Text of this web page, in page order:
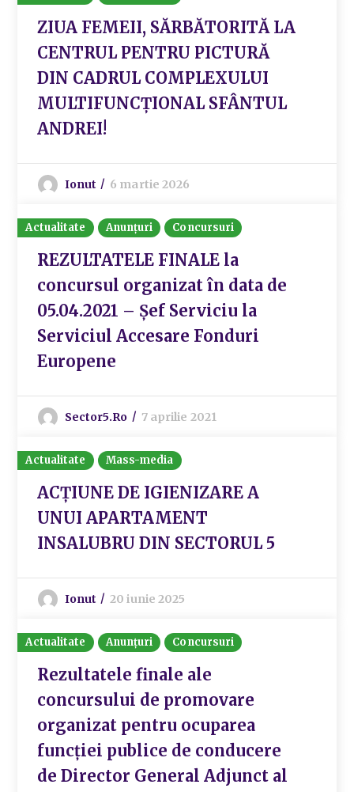
ZIUA FEMEII, SĂRBĂTORITĂ LA
CENTRUL PENTRU PICTURĂ
DIN CADRUL COMPLEXULUI
MULTIFUNCȚIONAL SFÂNTUL
ANDREI!
Ionut 6 martie 2026
Actualitate Anunțuri Concursuri
REZULTATELE FINALE la
concursul organizat în data de
05.04.2021 – Șef Serviciu la
Serviciul Accesare Fonduri
Europene
Sector5.ro 7 aprilie 2021
Actualitate Mass-media
ACȚIUNE DE IGIENIZARE A
UNUI APARTAMENT
INSALUBRU DIN SECTORUL 5
Ionut 20 iunie 2025
Actualitate Anunțuri Concursuri
Rezultatele finale ale
concursului de promovare
organizat pentru ocuparea
funcției publice de conducere
de Director General Adjunct al